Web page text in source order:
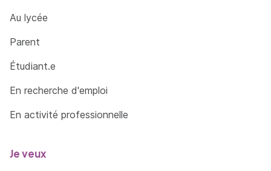
Au lycée
Parent
Étudiant.e
En recherche d'emploi
En activité professionnelle
Je veux